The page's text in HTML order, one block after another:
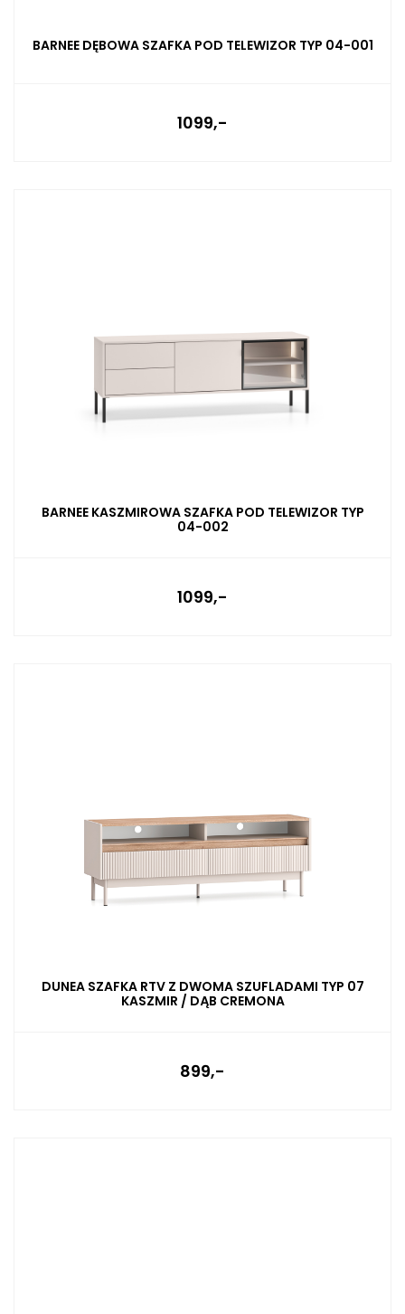
BARNEE DĘBOWA SZAFKA POD TELEWIZOR TYP 04-001
1099,-
BARNEE KASZMIROWA SZAFKA POD TELEWIZOR TYP
04-002
1099,-
DUNEA SZAFKA RTV Z DWOMA SZUFLADAMI TYP 07
KASZMIR / DĄB CREMONA
899,-